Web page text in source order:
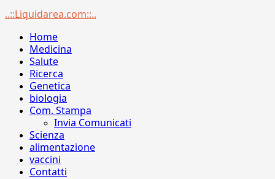
Menu
..::Liquidarea.com::..
Home
Medicina
Salute
Ricerca
Genetica
biologia
Com. Stampa
Invia Comunicati
Scienza
alimentazione
vaccini
Contatti